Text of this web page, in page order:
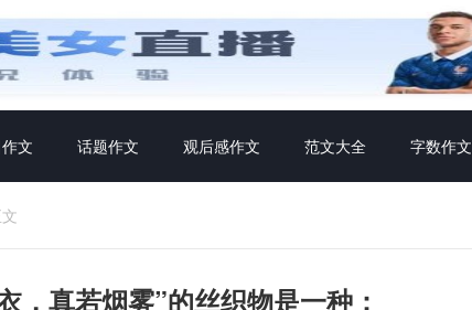
文 话题作文 观后感作文 范文大全 字数作文
，真若烟雾”的丝织物是一种：